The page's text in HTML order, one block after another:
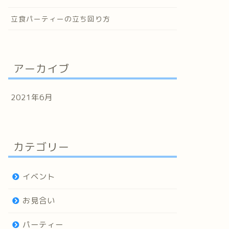
立食パーティーの立ち回り方
アーカイブ
2021年6月
カテゴリー
イベント
お見合い
パーティー